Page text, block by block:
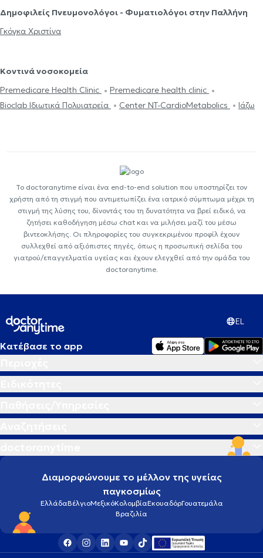
Δημοφιλείς Πνευμονολόγοι - Φυματιολόγοι στην Παλλήνη
Γκόγκα Χριστίνα
Κοντινά νοσοκομεία
Premedicare Health Clinic
Premedicare health clinic
Bioclab Ιδιωτικά Πολυιατρεία
Center NT-CardioMetabolics Ιάζω
Το doctoranytime είναι ένα end-to-end solution που υποστηρίζει τον
χρήστη από τη στιγμή που αντιμετωπίζει ένα ιατρικό σύμπτωμα μέχρι τη
στιγμή της λύσης του, δίνοντάς του τη δυνατότητα να βρεί ειδικό, να
ζητήσει καθοδήγηση μέσω chat και να μιλήσει μαζί του μέσω
βιντεοκλήσης. Οι πληροφορίες του συγκεκριμένου προφίλ έχουν
συλλεχθεί από αξιόπιστες πηγές, όπως η προσωπική σελίδα του
γιατρού/επαγγελματία υγείας και έχουν ελεγχθεί από την ομάδα του
doctoranytime.
EL
Κατέβασε το app
Διαμορφώνουμε το μέλλον της υγείας
παγκοσμίως
ΕλλάδαΒέλγιοΜεξικόΚολομβίαΕκουαδόρΓουατεμάλα
Βραζιλία